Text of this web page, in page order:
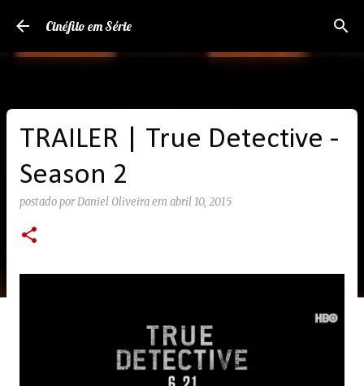
Pular para o conteúdo principal
Cinéfilo em Série
TRAILER | True Detective -
Season 2
postado porDaniel Oliveiraem abril 10, 2015